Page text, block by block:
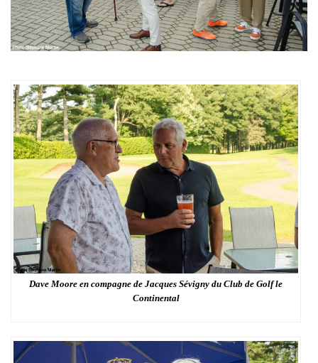
Dave Moore en compagne de Jacques Sévigny du Club de Golf le
Continental